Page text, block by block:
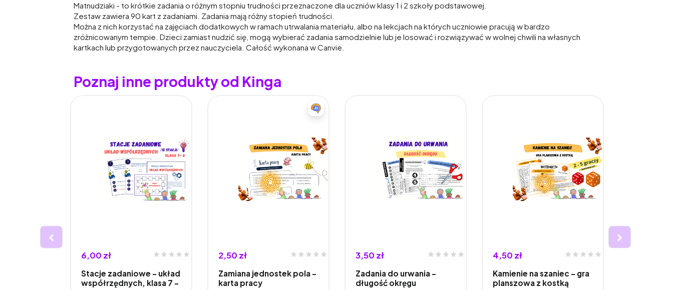
Matnudziaki - to krótkie zadania o różnym stopniu trudności przeznaczone dla uczniów klasy 1 i 2 szkoły podstawowej.
Zestaw zawiera 90 kart z zadaniami. Zadania mają różny stopień trudności.
Można z nich korzystać na zajęciach dodatkowych w ramach utrwalania materiału, albo na lekcjach na których uczniowie pracują w bardzo
zróżnicowanym tempie. Dzieci zamiast nudzić się, mogą wybierać zadania samodzielnie lub je losować i rozwiązywać w wolnej chwili na własnych
kartkach lub przygotowanych przez nauczyciela. Całość wykonana w Canvie.
Poznaj inne produkty od Kinga
6,00 zł
Stacje zadaniowe - układ
współrzędnych, klasa 7 -
2,50 zł
Zamiana jednostek pola -
karta pracy
3,50 zł
Zadania do urwania –
długość okręgu
4,50 zł
Kamienie na szaniec - gra
planszowa z kostką